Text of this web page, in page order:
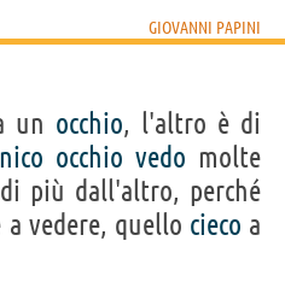
GIOVANNI PAPINI
un occhio, l'altro è di
occhio vedo molte
più dall'altro, perché
a vedere, quello cieco a